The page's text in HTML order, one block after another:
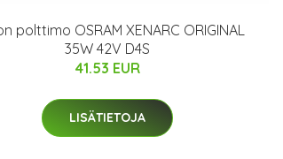
polttimo OSRAM XENARC ORIGINAL
35W 42V D4S
41.53 EUR
LISÄTIETOJA